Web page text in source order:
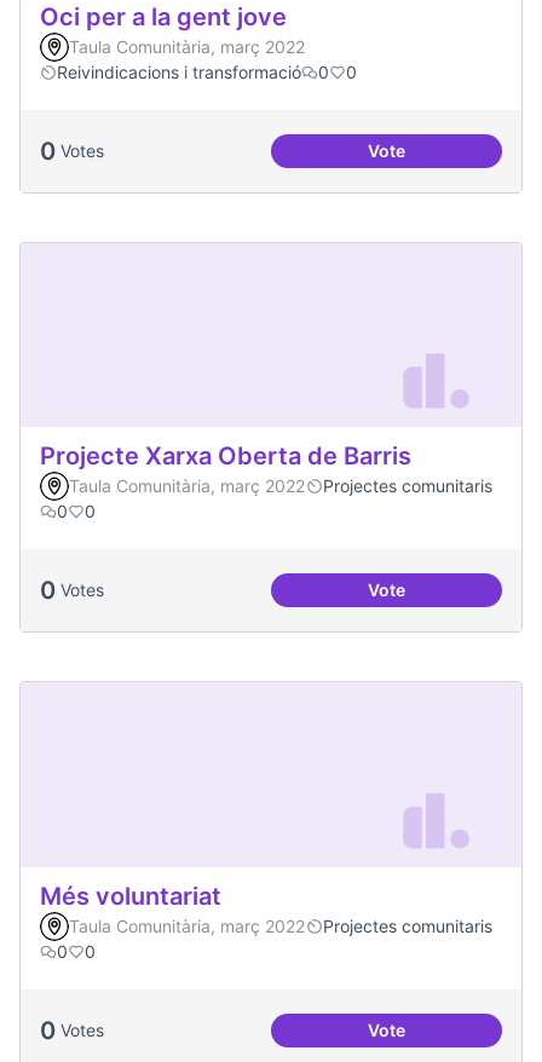
Oci per a la gent jove
Taula Comunitària, març 2022
Reivindicacions i transformació
0 0
0 Votes VoteOci per a la gent
Projecte Xarxa Oberta de Barris
Taula Comunitària, març 2022
Projectes comunitaris
0
0
0 Votes VoteProjecte Xarxa
Més voluntariat
Taula Comunitària, març 2022
Projectes comunitaris
0
0
0 Votes VoteMés voluntariat